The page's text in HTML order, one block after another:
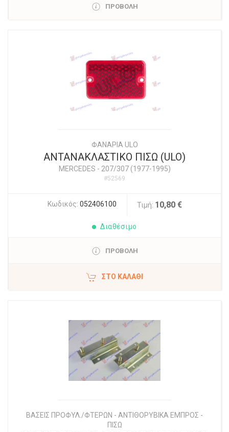
ΠΡΟΒΟΛΗ
ΦΑΝΑΡΙΑ ULO
ΑΝΤΑΝΑΚΛΑΣΤΙΚΟ ΠΙΣΩ (ULO)
MERCEDES - 207/307 (1977-1995)
#52569
Κωδικός: 052406100 Τιμή: 10,80 €
Διαθέσιμο
ΠΡΟΒΟΛΗ
ΣΤΟ ΚΑΛΆΘΙ
ΒΑΣΕΙΣ ΠΡΟΦΥΛ./ΦΤΕΡΩΝ - ΑΝΤΙΘΟΡΥΒΙΚΑ ΕΜΠΡΟΣ -
ΠΙΣΩ